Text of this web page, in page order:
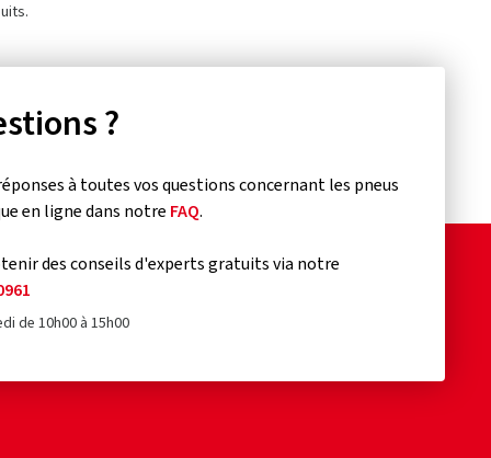
?
à toutes vos questions concernant les pneus
en ligne dans notre FAQ.
des conseils d'experts gratuits via notre
de 10h00 à 15h00